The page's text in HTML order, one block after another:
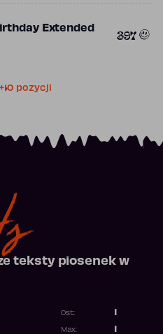
Extended
397
pozycji
teksty piosenek w
Ost.:
Max: